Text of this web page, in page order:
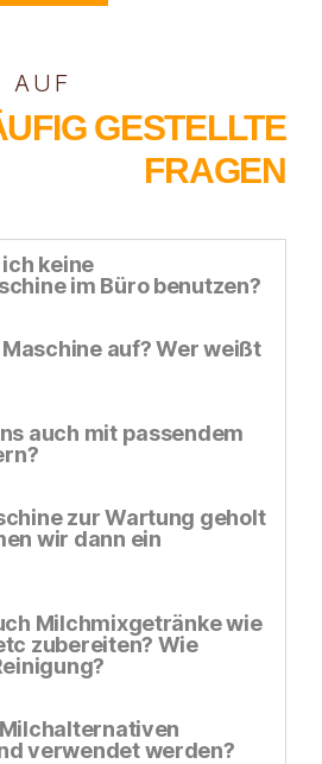
AUF
GESTELLTE
FRAGEN
keine
im Büro benutzen?
auf? Wer weißt
auch mit passendem
zur Wartung geholt
wir dann ein
Milchmixgetränke wie
zubereiten? Wie
verwendet werden?